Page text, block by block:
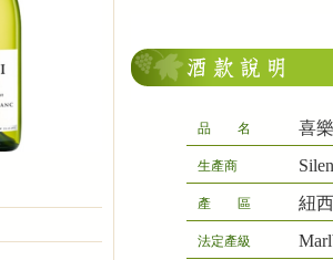
品 名 喜
生產商
產 區 紐
法定產級